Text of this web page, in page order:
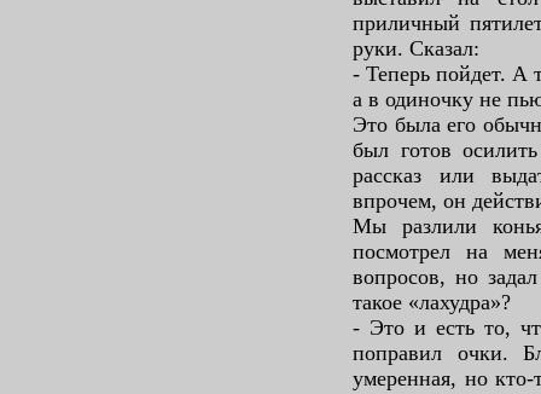
приличный
руки. Сказал:
- Теперь пойдет. А
а в одиночку не
Это была его
был готов
рассказ или
впрочем, он
Мы разлили
посмотрел на
вопросов, но
такое «лахудра»?
- Это и есть то,
поправил очки.
умеренная, но